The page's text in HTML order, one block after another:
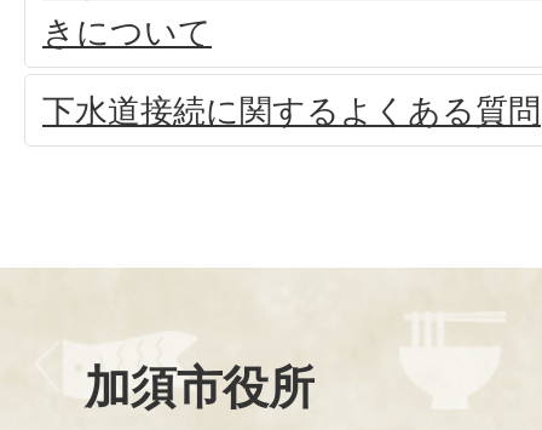
きについて
下水道接続に関するよくある質問
加須市役所